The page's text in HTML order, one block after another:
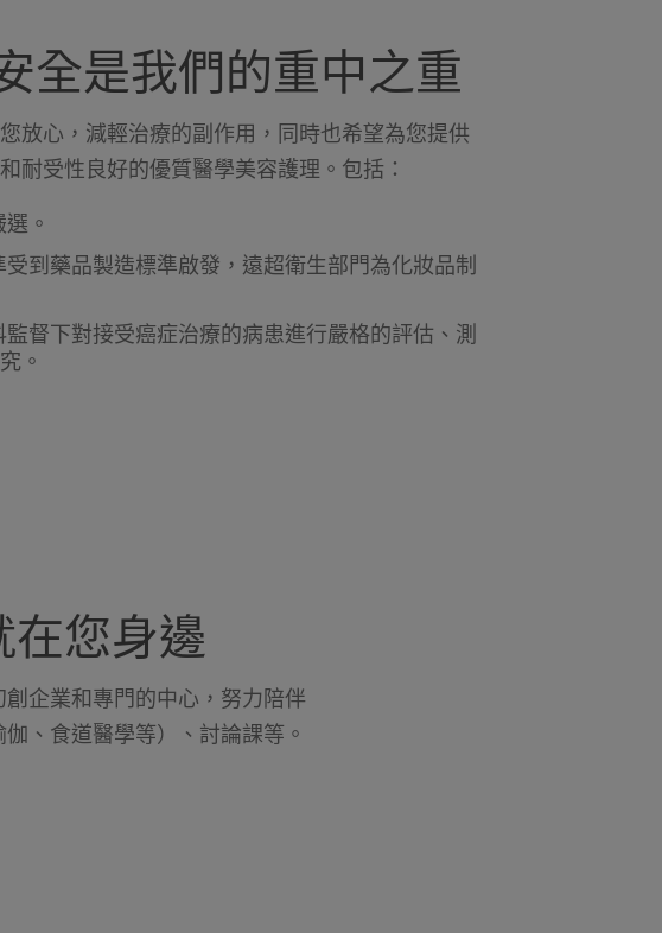
全是我們的重中之重
放心，減輕治療的副作用，同時也希望為您提供
耐受性良好的優質醫學美容護理。包括：
。
受到藥品製造標準啟發，遠超衛生部門為化妝品制
監督下對接受癌症治療的病患進行嚴格的評估、測
。
在您身邊
企業和專門的中心，努力陪伴
、食道醫學等）、討論課等。